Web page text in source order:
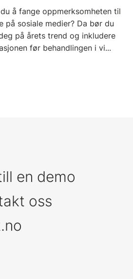
å fange oppmerksomheten til
på sosiale medier? Da bør du
på årets trend og inkludere
før behandlingen i vi...
en demo
oss